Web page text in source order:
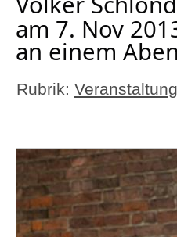
am 7. Nov
an einem
Rubrik: